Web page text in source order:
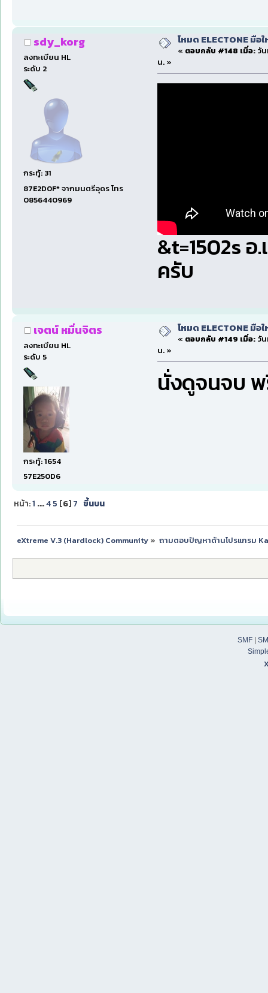
sdy_korg
ลงทะเบียน HL
ระดับ 2
กระทู้: 31
87E2D0F* จากมนตรีอุดร โทร
0856440969
โหมด ELECTONE มือ
« ตอบกลับ #148 เมื่อ:วัน
น. »
&t=1502s
ครับ
เจตน์ หมื่นจิตร
ลงทะเบียน HL
ระดับ 5
กระทู้: 1654
57E250D6
โหมด ELECTONE มือ
« ตอบกลับ #149 เมื่อ:วัน
น. »
นั่งดูจนจบ
หน้า:1 ...4 5 [6] 7 ขึ้นบน
eXtreme V.3 (Hardlock) Community» ถามตอบปัญหาด้านโปรแกรม
SMF|